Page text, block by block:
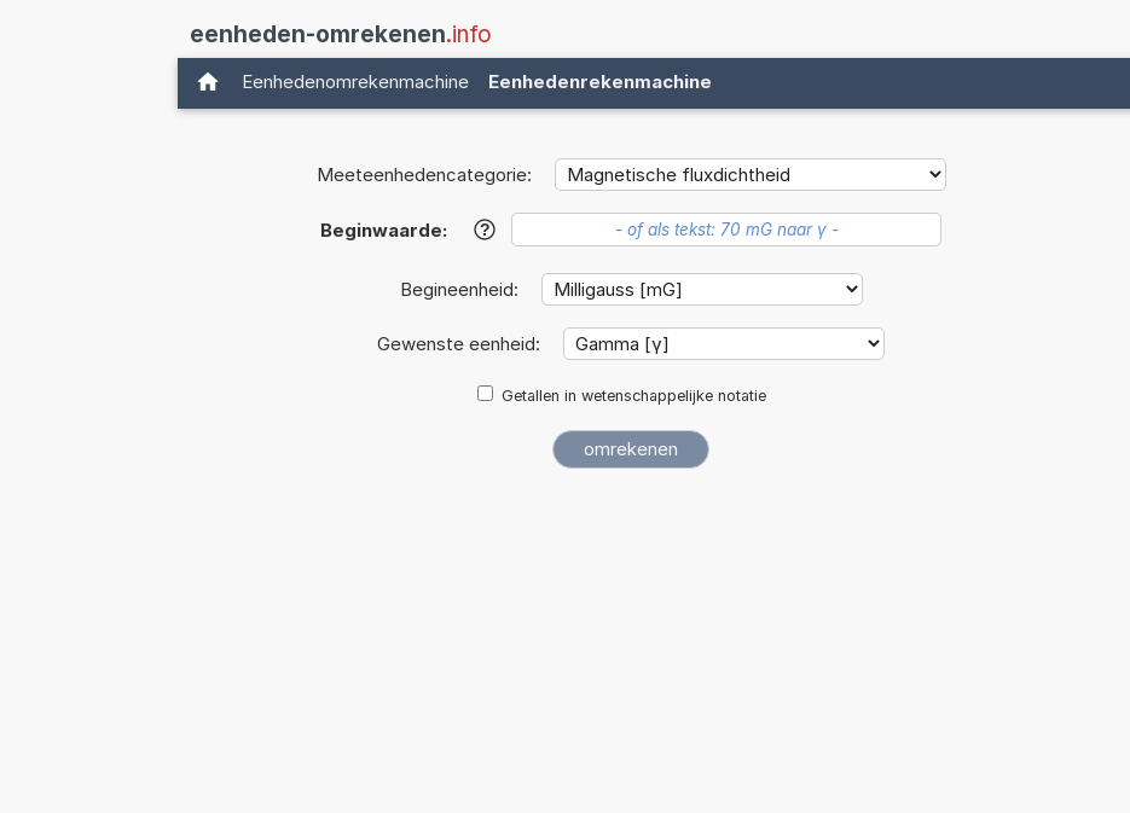
eenheden-omrekenen.info
Eenhedenomrekenmachine Eenhedenrekenmachine
Meeteenhedencategorie:
Beginwaarde: ?
Begineenheid:
Gewenste eenheid:
Getallen in wetenschappelijke notatie